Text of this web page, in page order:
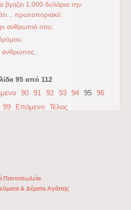
βγάζει 1.000 δολάρια την
πρωτοποριακό.
ανθρωπιά σου;
άνθρωπος.
95 από 112
90 91 92 93 94 95
96
99 Επόμενο Τέλος
Παντοπωλεία
& Δέματα Αγάπης